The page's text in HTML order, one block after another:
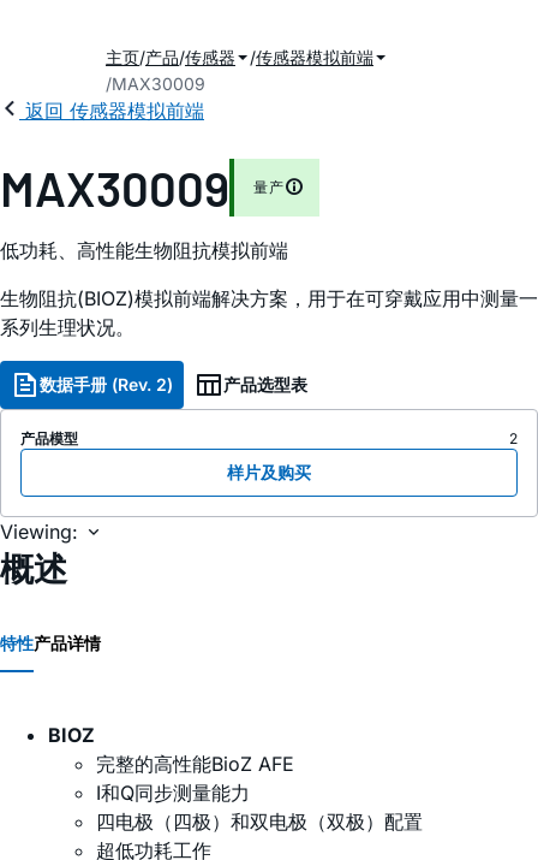
主页 产品 传感器
传感器模拟前端
MAX30009
返回 传感器模拟前端
MAX30009 量产
低功耗、高性能生物阻抗模拟前端
生物阻抗(BIOZ)模拟前端解决方案，用于在可穿戴应用中测量一
系列生理状况。
数据手册 (Rev. 2) 产品选型表
产品模型 2
样片及购买
Viewing:
概述
特性产品详情
BIOZ
完整的高性能BioZ AFE
I和Q同步测量能力
四电极（四极）和双电极（双极）配置
超低功耗工作